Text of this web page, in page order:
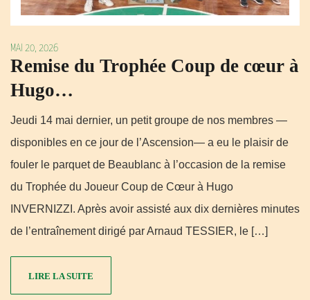
MAI 20, 2026
Remise du Trophée Coup de cœur à
Hugo…
Jeudi 14 mai dernier, un petit groupe de nos membres —
disponibles en ce jour de l’Ascension— a eu le plaisir de
fouler le parquet de Beaublanc à l’occasion de la remise
du Trophée du Joueur Coup de Cœur à Hugo
INVERNIZZI. Après avoir assisté aux dix dernières minutes
de l’entraînement dirigé par Arnaud TESSIER, le […]
LIRE LA SUITE